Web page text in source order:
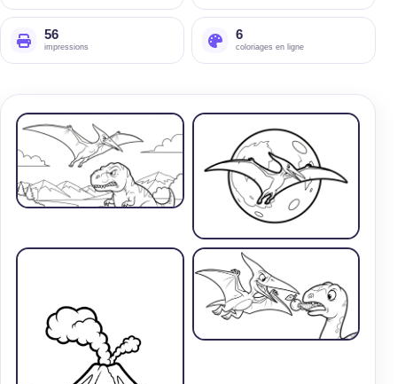
56
impressions
6
coloriages en ligne